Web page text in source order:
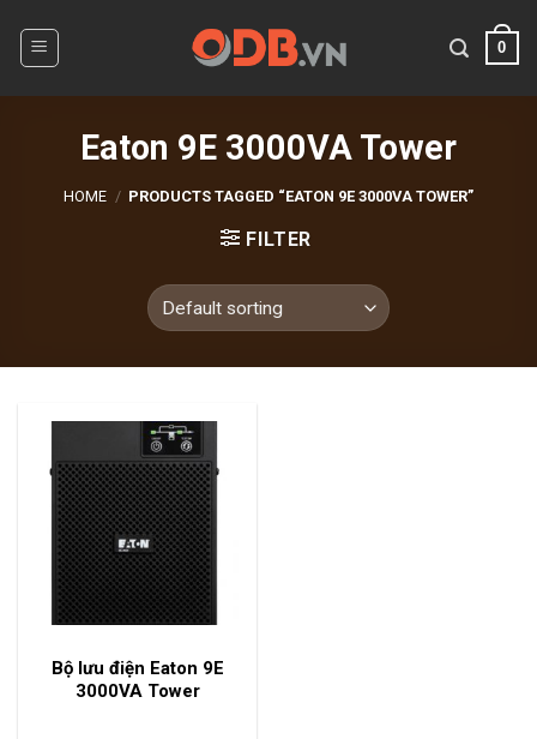
content
0
Eaton 9E 3000VA Tower
HOME / PRODUCTS TAGGED “EATON 9E 3000VA TOWER”
FILTER
Bộ lưu điện Eaton 9E
3000VA Tower